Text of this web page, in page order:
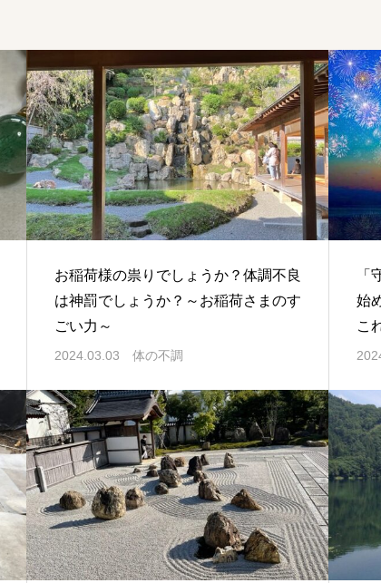
お稲荷様の祟りでしょうか？体調不良
は神罰でしょうか？～お稲荷さまのす
ごい力～
2024.03.03 体の不調
「
始
こ
し